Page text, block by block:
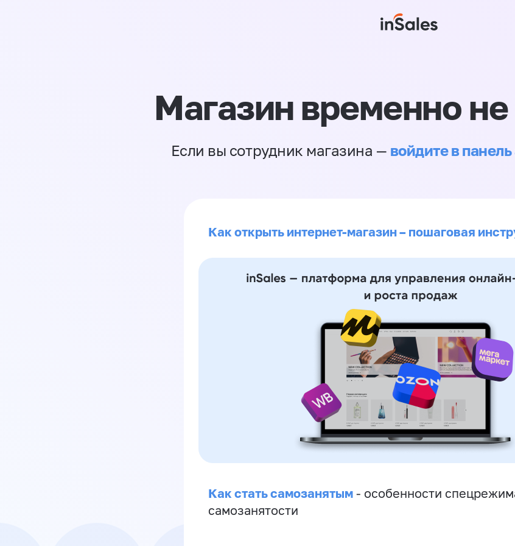
Магазин временно не
Если вы сотрудник магазина — войдите в
Как открыть интернет-магазин – пошаговая
Как стать самозанятым - особенности
самозанятости